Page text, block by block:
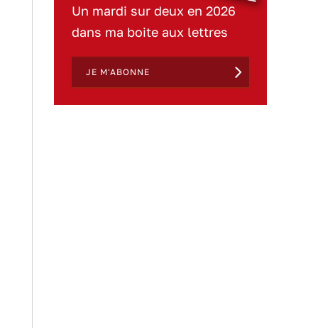
Un mardi sur deux en 2026
dans ma boite aux lettres
JE M'ABONNE